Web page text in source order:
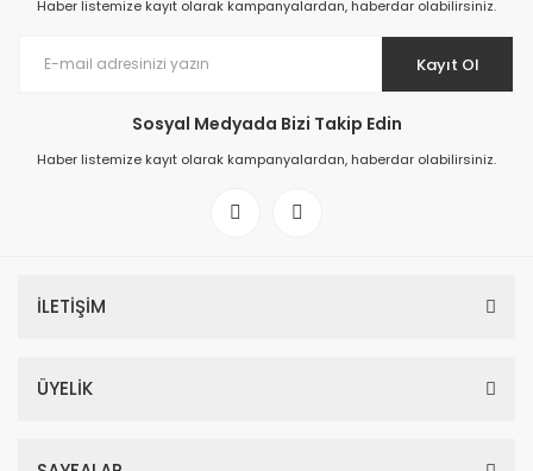
Haber listemize kayıt olarak kampanyalardan, haberdar olabilirsiniz.
Kayıt Ol
Sosyal Medyada Bizi Takip Edin
Haber listemize kayıt olarak kampanyalardan, haberdar olabilirsiniz.
İLETİŞİM
ÜYELİK